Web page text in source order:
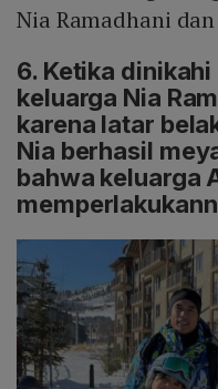
Nia Ramadhani
6. Ketika
keluarga Nia
karena latar
Nia berhasil
bahwa keluarga